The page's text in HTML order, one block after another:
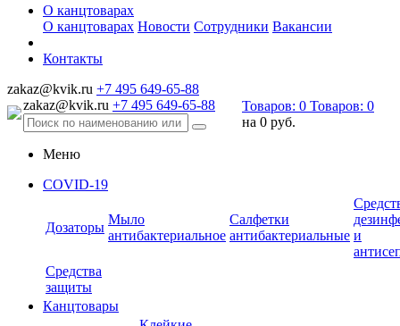
О канцтоварах
О канцтоварах Новости Сотрудники Вакансии
Контакты
zakaz@kvik.ru +7 495 649-65-88
zakaz@kvik.ru +7 495 649-65-88 Товаров: 0 Товаров: 0
на 0 руб.
Меню
COVID-19
Дозаторы
Мыло
антибактериальное
Салфетки
антибактериальные и
Средства
защиты
Канцтовары